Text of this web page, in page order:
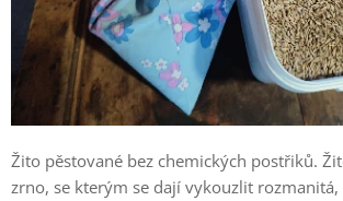
Žito pěstované bez chemických postřiků.
zrno, se kterým se dají vykouzlit rozmanitá,